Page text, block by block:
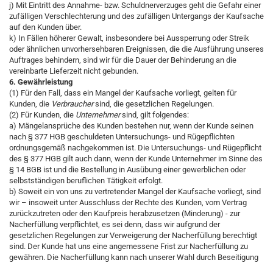
j) Mit Eintritt des Annahme- bzw. Schuldnerverzuges geht die Gefahr einer
zufälligen Verschlechterung und des zufälligen Untergangs der Kaufsache
auf den Kunden über.
k) In Fällen höherer Gewalt, insbesondere bei Aussperrung oder Streik
oder ähnlichen unvorhersehbaren Ereignissen, die die Ausführung unseres
Auftrages behindern, sind wir für die Dauer der Behinderung an die
vereinbarte Lieferzeit nicht gebunden.
6. Gewährleistung
(1) Für den Fall, dass ein Mangel der Kaufsache vorliegt, gelten für
Kunden, die Verbrauchersind, die gesetzlichen Regelungen.
(2) Für Kunden, die Unternehmersind, gilt folgendes:
a) Mängelansprüche des Kunden bestehen nur, wenn der Kunde seinen
nach § 377 HGB geschuldeten Untersuchungs- und Rügepflichten
ordnungsgemäß nachgekommen ist. Die Untersuchungs- und Rügepflicht
des § 377 HGB gilt auch dann, wenn der Kunde Unternehmer im Sinne des
§ 14 BGB ist und die Bestellung in Ausübung einer gewerblichen oder
selbstständigen beruflichen Tätigkeit erfolgt.
b) Soweit ein von uns zu vertretender Mangel der Kaufsache vorliegt, sind
wir – insoweit unter Ausschluss der Rechte des Kunden, vom Vertrag
zurückzutreten oder den Kaufpreis herabzusetzen (Minderung) - zur
Nacherfüllung verpflichtet, es sei denn, dass wir aufgrund der
gesetzlichen Regelungen zur Verweigerung der Nacherfüllung berechtigt
sind. Der Kunde hat uns eine angemessene Frist zur Nacherfüllung zu
gewähren. Die Nacherfüllung kann nach unserer Wahl durch Beseitigung